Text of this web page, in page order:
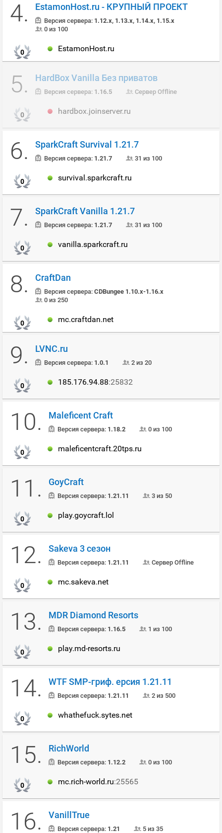
4. EstamonHost.ru - КРУПНЫЙ ПРОЕКТ
Версия сервера: 1.12.x, 1.13.x, 1.14.x, 1.15.x
0 из 100
0 EstamonHost.ru
5. HardBox Vanilla Без приватов
Версия сервера: 1.16.5 Сервер Offline
0 hardbox.joinserver.ru
6. SparkCraft Survival 1.21.7
Версия сервера: 1.21.7 31 из 100
0 survival.sparkcraft.ru
7. SparkCraft Vanilla 1.21.7
Версия сервера: 1.21.7 31 из 100
0 vanilla.sparkcraft.ru
8. CraftDan
Версия сервера: CDBungee 1.10.x-1.16.x
0 из 250
0 mc.craftdan.net
9. LVNC.ru
Версия сервера: 1.0.1 2 из 20
0 185.176.94.88:25832
10. Maleficent Craft
Версия сервера: 1.18.2 0 из 100
0 maleficentcraft.20tps.ru
11. GoyCraft
Версия сервера: 1.21.11 3 из 50
0 play.goycraft.lol
12. Sakeva 3 сезон
Версия сервера: 1.21.11 Сервер Offline
0 mc.sakeva.net
13. MDR Diamond Resorts
Версия сервера: 1.16.5 1 из 100
0 play.md-resorts.ru
14. WTF SMP-гриф. ерсия 1.21.11
Версия сервера: 1.21.11 2 из 500
0 whathefuck.sytes.net
15. RichWorld
Версия сервера: 1.12.2 0 из 100
0 mc.rich-world.ru:25565
16. VanillTrue
Версия сервера: 1.21 5 из 35